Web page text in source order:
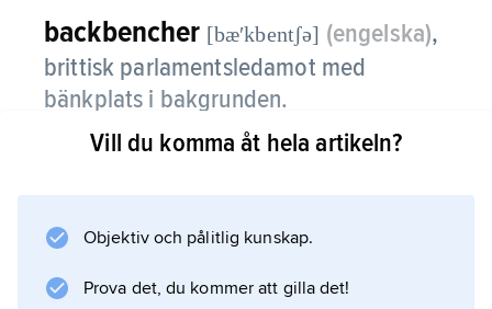
backbencher [bæʹkbentʃə] (engelska),
brittisk parlamentsledamot med
bänkplats i bakgrunden.
I underhuset sitter regeringen och
front benches
bänkarna bakom och är således
Vill du komma åt hela artikeln?
Objektiv och pålitlig kunskap.
Prova det, du kommer att gilla det!